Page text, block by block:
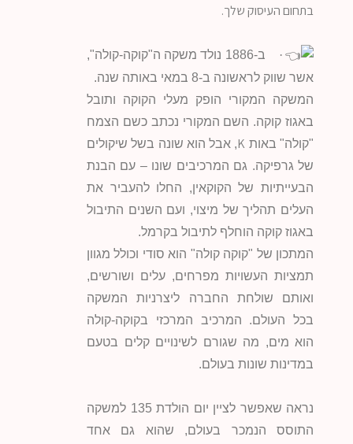
בתחום העיסוק שלך.
·
ב-1886 נולד משקה ה"קוקה-קולה",
אשר שווק לראשונה ב-8 במאי באותה שנה.
המשקה המקורי הופק מעלי הקוקה ותובל
באגוז קוקה. השם המקורי נכתב כשם הצמח
"קולה" באות K, אבל הוא שונה בשל שיקולים
של גרפיקה. גם המרכיבים שונו – עם הבנת
הבעייתיות של הקוקאין, החלו להעביר את
העלים תהליך של מיצוי, ועם השנים התיבול
באגוז קוקה הוחלף לתיבול בקרמל.
המתכון של "קוקה קולה" הוא סודי וכולל מגוון
תמציות העשויות מפרחים, עלים ושורשים,
ואותם שולחת החברה ליצרניות המשקה
בכל העולם. המרכיב המרכזי בקוקה-קולה
הוא מים, מה שגורם לשינויים קלים בטעם
במדינות שונות בעולם.
נראה שאפשר לציין יום הולדת 135 למשקה
התוסס הנמכר בעולם, שהוא גם אחד